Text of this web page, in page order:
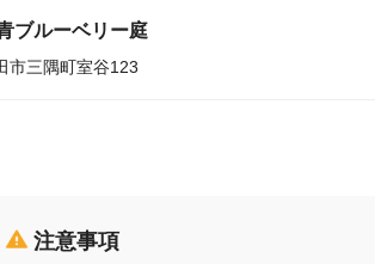
ブルーベリー庭
市三隅町室谷123
注意事項